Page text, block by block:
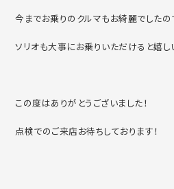
今までお乗りのクルマもお綺麗でしたの
ソリオも大事にお乗りいただけると嬉し
この度はありがとうございました！
点検でのご来店お待ちしております！